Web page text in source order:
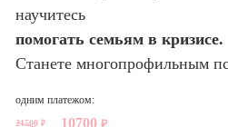
Школа психологии
Школа актерского
научитесь
помогать семьям в кризисе.
Станете многопрофильным
одним платежом:
21500 ₽ 10700 ₽